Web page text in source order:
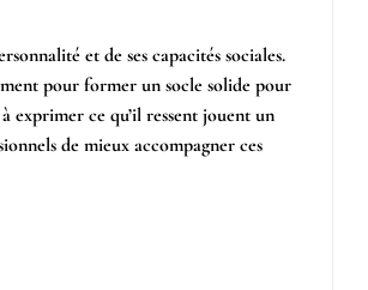
et de ses capacités sociales.
pour former un socle solide pour
exprimer ce qu’il ressent jouent un
de mieux accompagner ces